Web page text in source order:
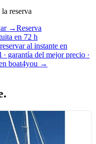
reserva
→Reserva
en 72 h
al instante en
garantía del mejor precio ·
boat4you →